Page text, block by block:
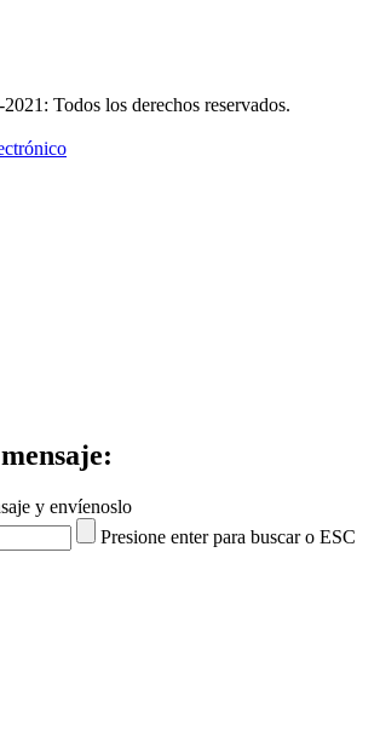
Todos los derechos reservados.
y envíenoslo
Presione enter para buscar o ESC